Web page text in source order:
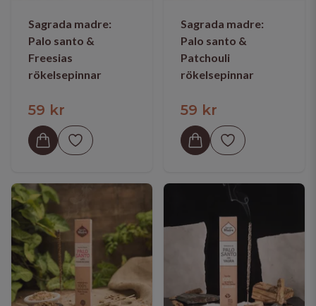
Sagrada madre:
Palo santo &
Freesias
rökelsepinnar
59 kr
Sagrada madre:
Palo santo &
Patchouli
rökelsepinnar
59 kr